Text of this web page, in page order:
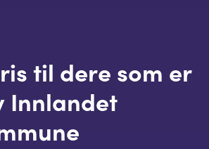
til dere som er
Innlandet